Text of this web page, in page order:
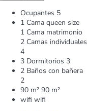
Ocupantes 5
1 Cama queen size
1 Cama matrimonio
2 Camas individuales
4
3 Dormitorios 3
2 Baños con bañera
2
90 m² 90 m²
wifi wifi